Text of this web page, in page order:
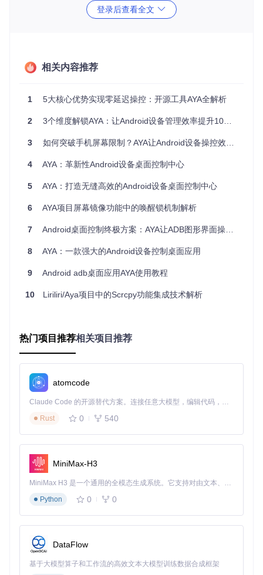
如何解决传统工具延迟卡顿问题？
使得游戏直播、实时演示等对延迟敏感的场景成为可能。
区别于单一功能的镜像工具，AYA整合了六大核心模块：屏幕
src/renderer/screencast/ ）、文件传输（ src/renderer/
main/components/file/ ）、应用管理（ src/renderer/main/com
onents/performance/）、日志查看（src/renderer/main/comp
cpyClient.ts ），真正实现"一个工具解决所有设备管理需求"。
场景化应用指南：三大核心场景的最佳实践
痛点
：传统调试需频繁在手机与电脑间切换，日志查看与界面
解决方案：通过AYA的屏幕镜像+Logcat联动功能，可在电脑
enderer/screencast/lib/Keyboard.ts），实现单键盘控制双设
容。
解决方案
：利用AYA的高清镜像（最高支持4K分辨率）与屏幕
录制功能（src/renderer/screencast/lib/Recorder.ts
机操作实时投射至教学大屏，同时录制操作过程供课后复习。
多设备文件管理场景
痛点：跨设备文件传输依赖第三方工具，操作繁琐且速度慢。
解决方案：通过AYA的文件浏览器模块，可直接在电脑端拖拽
TP模式提升3倍。
技术原理简释：高效镜像背后的实现逻辑
AYA的屏幕镜像功能基于"视频流采集-编码-传输-解码-渲染"的
完整链路设计：
采集层：通过ADB命令获取Android设备帧缓冲区数据；
编码层：采用H.264硬件编码，平衡画质与传输效率；
传输层 ：使用TCP+WebSocket协议确保数据稳定传输；
解码层
渲染层：通过Canvas实现低延迟画面渲染与触控事件映
登录后查看全文
相关内容推荐
1 5大核心优势实现零延迟操控：开源工具AYA全解析
2 3个维度解锁AYA：让Android设备管理效率提升10倍的开源工具
3 如何突破手机屏幕限制？AYA让Android设备操控效率提升300%的秘密
4 AYA：革新性Android设备桌面控制中心
5 AYA：打造无缝高效的Android设备桌面控制中心
6 AYA项目屏幕镜像功能中的唤醒锁机制解析
7 Android桌面控制终极方案：AYA让ADB图形界面操作变得简单快速
8 AYA：一款强大的Android设备控制桌面应用
9 Android adb桌面应用AYA使用教程
10 Liriliri/Aya项目中的Scrcpy功能集成技术解析
热门项目推荐相关项目推荐
atomcode
Claude Code 的开源替代方案。连接任意大模型，编辑代码，运行命令，自动验证 — 全自动执行。用 Rust 构建，极致性能。 ｜ An open-source alternative to Claude Code. Connect any LLM, edit code, run commands, and verify changes — autonomously. Built in Rust for speed. Get Started
Rust
0 540
MiniMax-H3
MiniMax H3 是一个通用的全模态生成系统。它支持对由文本、图像、视频和音频组成的多模态上下文进行统一理解，并能生成分辨率高达 2K、时长可达 15 秒的带原生立体声音频的视频。得益于面向任务泛化的系统设计，H3 在预训练阶段就已具备广泛的多模态上下文理解与生成能力，能够出色地执行复杂的多模态指令。
Python
0 0
DataFlow
基于大模型算子和工作流的高效文本大模型训练数据合成框架